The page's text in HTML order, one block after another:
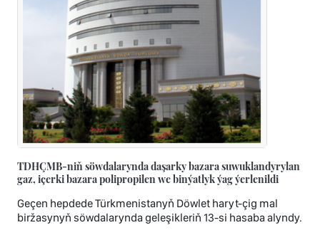
TDHÇMB-niň söwdalarynda daşarky bazara suwuklandyrylan
gaz, içerki bazara polipropilen we binýatlyk ýag ýerlenildi
Geçen hepdede Türkmenistanyň Döwlet haryt-çig mal
biržasynyň söwdalarynda geleşikleriň 13-si hasaba alyndy.